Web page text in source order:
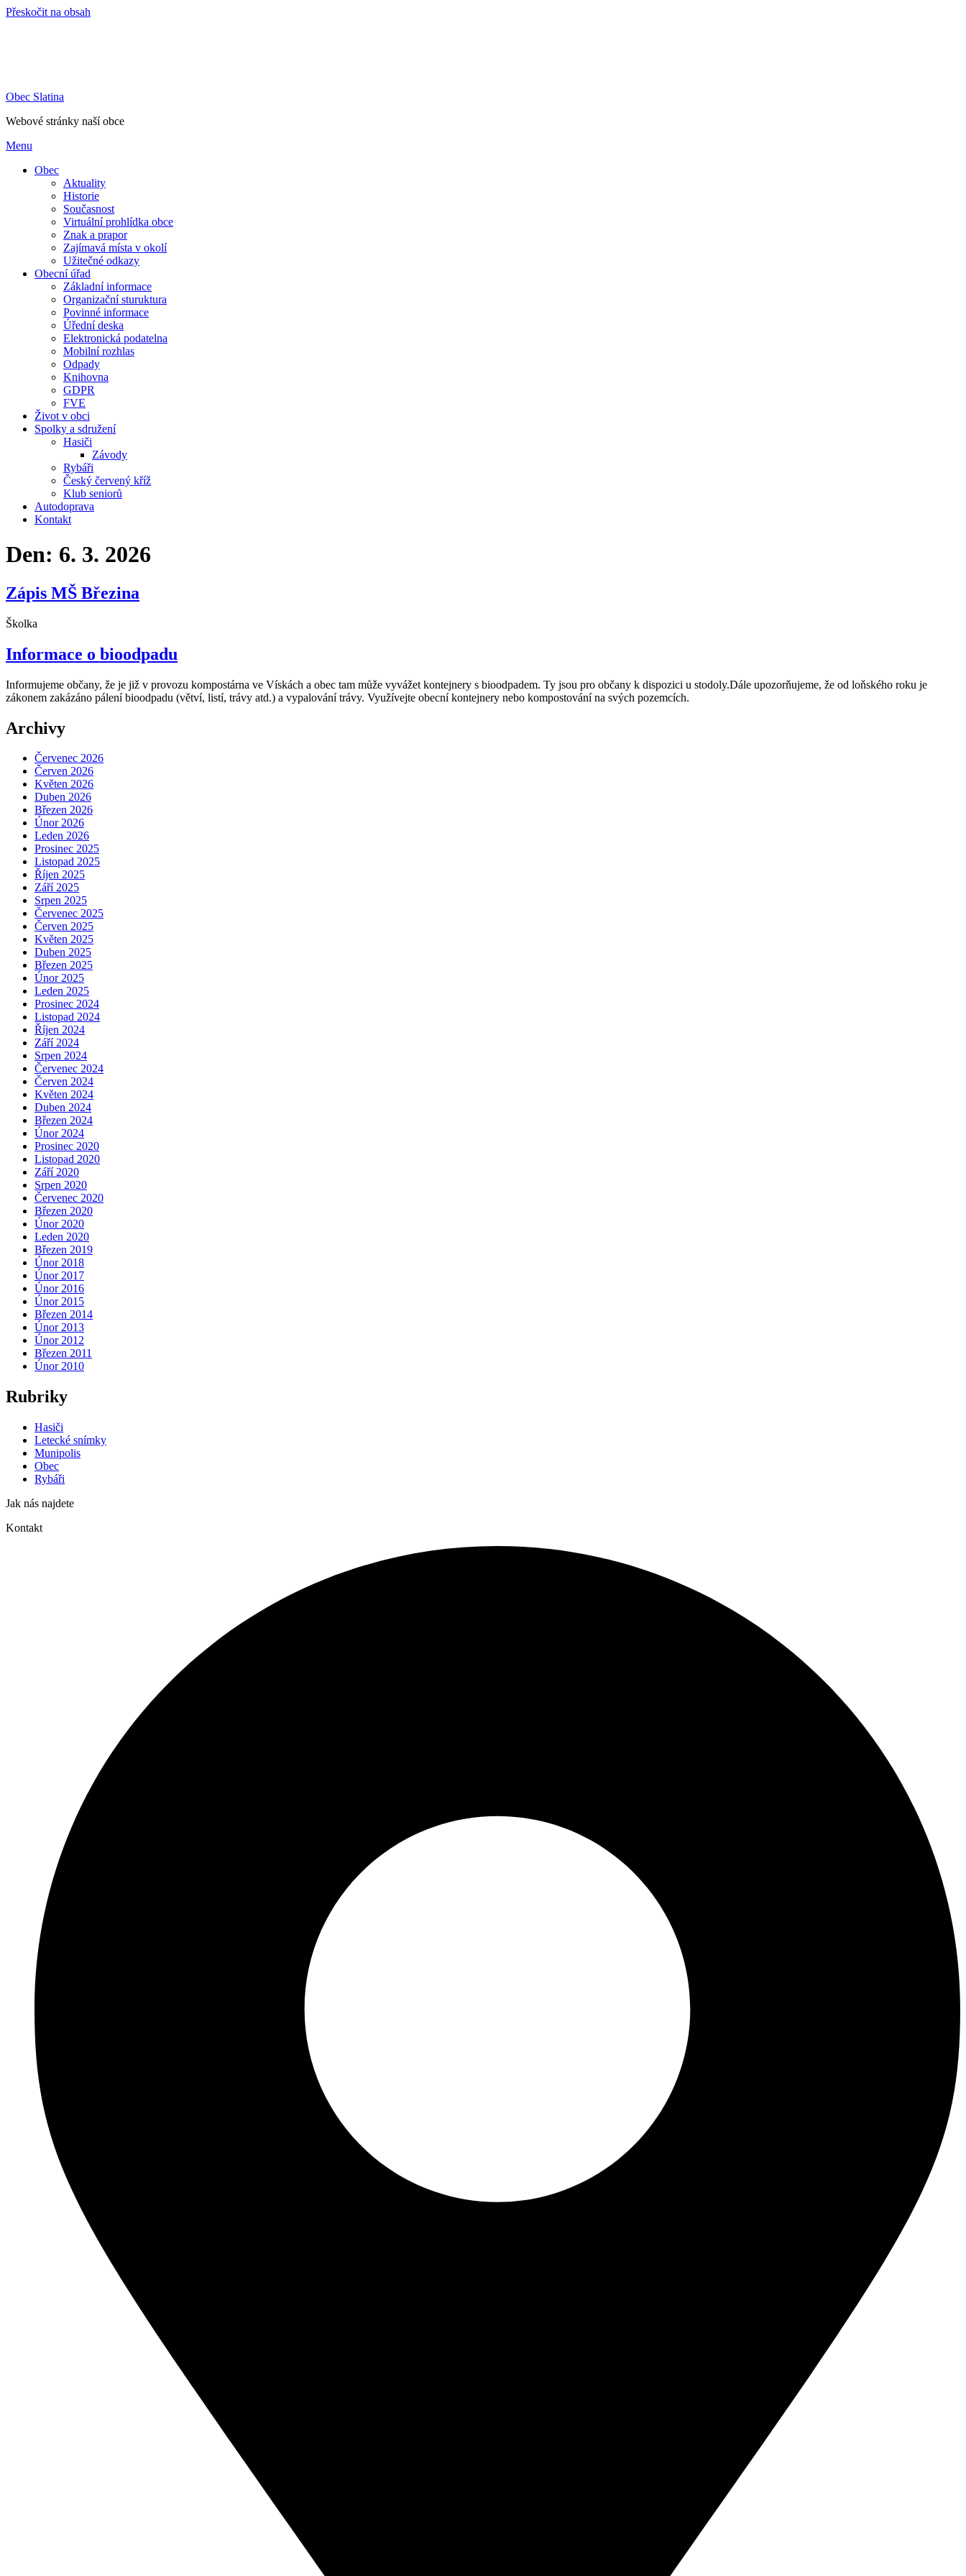
Přeskočit na obsah
Obec Slatina
Webové stránky naší obce
Menu
Obec
Aktuality
Historie
Současnost
Virtuální prohlídka obce
Znak a prapor
Zajímavá místa v okolí
Užitečné odkazy
Obecní úřad
Základní informace
Organizační sturuktura
Povinné informace
Úřední deska
Elektronická podatelna
Mobilní rozhlas
Odpady
Knihovna
GDPR
FVE
Život v obci
Spolky a sdružení
Hasiči
Závody
Rybáři
Český červený kříž
Klub seniorů
Autodoprava
Kontakt
Den: 6. 3. 2026
Zápis MŠ Březina
Školka
Informace o bioodpadu
Informujeme občany, že je již v provozu kompostárna ve Vískách a obec tam může vyvážet kontejnery s bioodpadem. Ty jsou pro občany k dispozici u stodoly.Dále upozorňujeme, že od loňského roku je
zákonem zakázáno pálení bioodpadu (větví, listí, trávy atd.) a vypalování trávy. Využívejte obecní kontejnery nebo kompostování na svých pozemcích.
Archivy
Červenec 2026
Červen 2026
Květen 2026
Duben 2026
Březen 2026
Únor 2026
Leden 2026
Prosinec 2025
Listopad 2025
Říjen 2025
Září 2025
Srpen 2025
Červenec 2025
Červen 2025
Květen 2025
Duben 2025
Březen 2025
Únor 2025
Leden 2025
Prosinec 2024
Listopad 2024
Říjen 2024
Září 2024
Srpen 2024
Červenec 2024
Červen 2024
Květen 2024
Duben 2024
Březen 2024
Únor 2024
Prosinec 2020
Listopad 2020
Září 2020
Srpen 2020
Červenec 2020
Březen 2020
Únor 2020
Leden 2020
Březen 2019
Únor 2018
Únor 2017
Únor 2016
Únor 2015
Březen 2014
Únor 2013
Únor 2012
Březen 2011
Únor 2010
Rubriky
Hasiči
Letecké snímky
Munipolis
Obec
Rybáři
Jak nás najdete
Kontakt